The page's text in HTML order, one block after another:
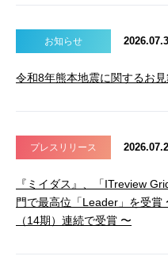
お知らせ
令和8年熊本地震に関するお
プレスリリース
『ミイダス』、「ITreview
門で最高位「Leader」を受
（14期）連続で受賞 〜